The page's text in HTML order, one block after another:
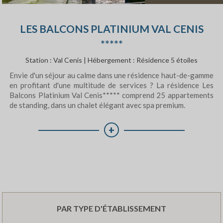
longs moments à contempler le soleil se coucher sur les
montagnes depuis le balcon de votre appartement.
Réserver votre hébergement aux Balcons de
Val Cenis
Si vous n’avez pas encore choisi votre destination pour vos
vacances d’été, nous espérons que cet article vous aura
donné envie de partir à la montagne !
LES BALCONS PLATINIUM VAL CENIS
*****
Station : Val Cenis | Hébergement : Résidence 5 étoiles
Envie d'un séjour au calme dans une résidence haut-de-gamme
en profitant d'une multitude de services ? La résidence Les
Balcons Platinium Val Cenis***** comprend 25 appartements
de standing, dans un chalet élégant avec spa premium.
AVIS CLIENT
9,7/10
+
PAR TYPE D'ÉTABLISSEMENT